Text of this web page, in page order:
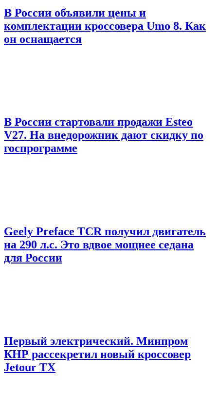
В России объявили цены и
комплектации кроссовера Umo 8. Как
он оснащается
В России стартовали продажи Esteo
V27. На внедорожник дают скидку по
госпрограмме
Geely Preface TCR получил двигатель
на 290 л.с. Это вдвое мощнее седана
для России
Первый электрический. Минпром
КНР рассекретил новый кроссовер
Jetour TX